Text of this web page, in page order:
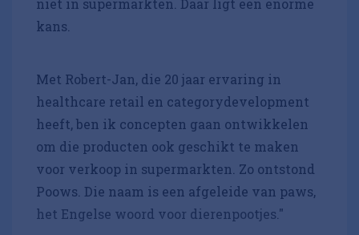
niet in supermarkten. Daar ligt een enorme
kans.
Met Robert-Jan, die 20 jaar ervaring in
healthcare retail en categorydevelopment
heeft, ben ik concepten gaan ontwikkelen
om die producten ook geschikt te maken
voor verkoop in supermarkten. Zo ontstond
Poows. Die naam is een afgeleide van paws,
het Engelse woord voor dierenpootjes."